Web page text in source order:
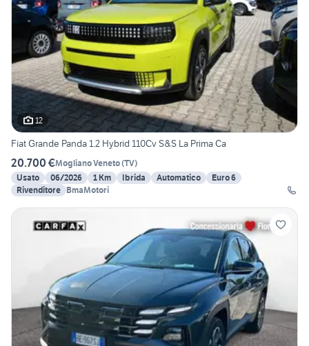
12
Fiat Grande Panda 1.2 Hybrid 110Cv S&S La Prima Ca
20.700 €Mogliano Veneto(TV)
Usato
06/2026 1 Km Ibrida Automatico
Euro 6
Rivenditore BmaMotori